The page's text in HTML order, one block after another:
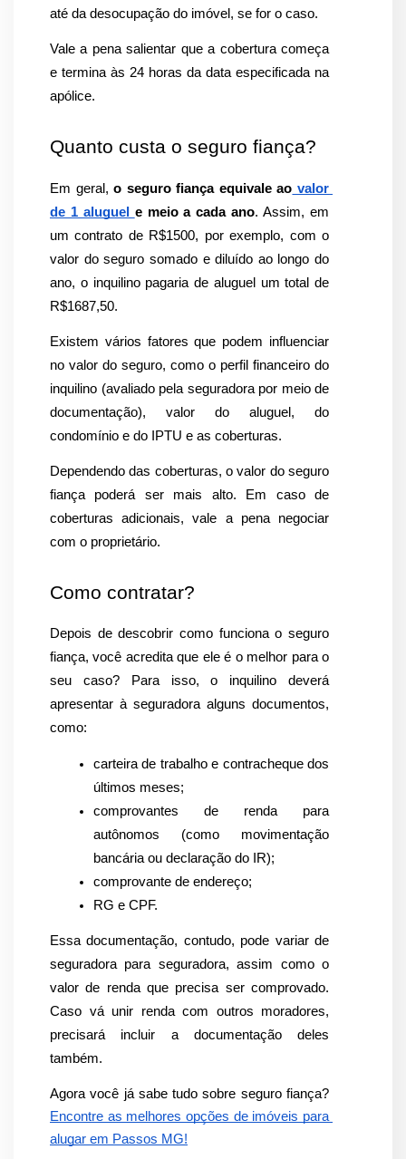
até da desocupação do imóvel, se for o caso.
Vale a pena salientar que a cobertura começa
e termina às 24 horas da data especificada na
apólice.
Quanto custa o seguro fiança?
Em geral, o seguro fiança equivale ao valor
de 1 aluguel e meio a cada ano. Assim, em
um contrato de R$1500, por exemplo, com o
valor do seguro somado e diluído ao longo do
ano, o inquilino pagaria de aluguel um total de
R$1687,50.
Existem vários fatores que podem influenciar
no valor do seguro, como o perfil financeiro do
inquilino (avaliado pela seguradora por meio de
documentação), valor do aluguel, do
condomínio e do IPTU e as coberturas.
Dependendo das coberturas, o valor do seguro
fiança poderá ser mais alto. Em caso de
coberturas adicionais, vale a pena negociar
com o proprietário.
Como contratar?
Depois de descobrir como funciona o seguro
fiança, você acredita que ele é o melhor para o
seu caso? Para isso, o inquilino deverá
apresentar à seguradora alguns documentos,
como:
carteira de trabalho e contracheque dos
últimos meses;
comprovantes de renda para
autônomos (como movimentação
bancária ou declaração do IR);
comprovante de endereço;
RG e CPF.
Essa documentação, contudo, pode variar de
seguradora para seguradora, assim como o
valor de renda que precisa ser comprovado.
Caso vá unir renda com outros moradores,
precisará incluir a documentação deles
também.
Encontre as melhores opções de imóveis para
alugar em Passos MG!